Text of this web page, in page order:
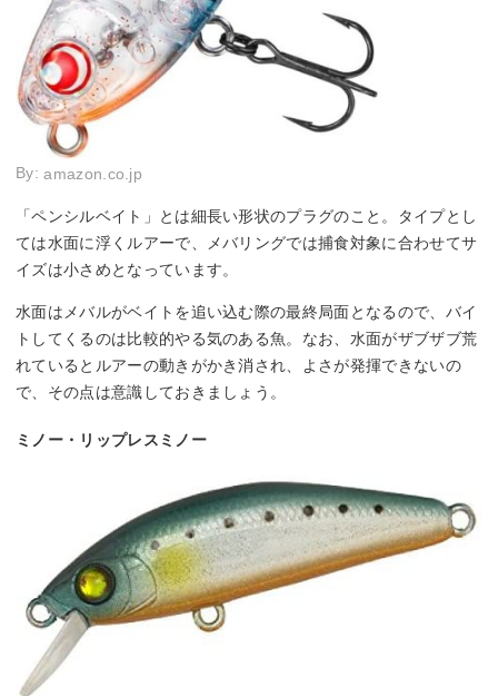
By:amazon.co.jp
「ペンシルベイト」とは細長い形状のプラグのこと。タイプとし
ては水面に浮くルアーで、メバリングでは捕食対象に合わせてサ
イズは小さめとなっています。
水面はメバルがベイトを追い込む際の最終局面となるので、バイ
トしてくるのは比較的やる気のある魚。なお、水面がザブザブ荒
れているとルアーの動きがかき消され、よさが発揮できないの
で、その点は意識しておきましょう。
ミノー・リップレスミノー